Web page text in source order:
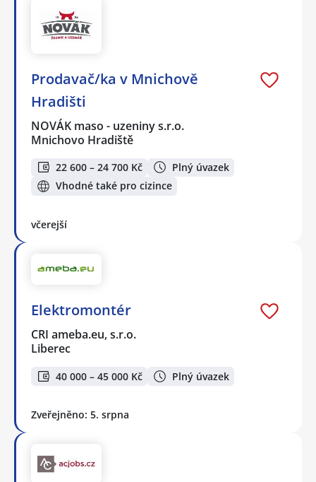
Prodavač/ka v Mnichově
Hradišti
NOVÁK maso - uzeniny s.r.o.
Mnichovo Hradiště
22 600 – 24 700 Kč
Plný úvazek
Vhodné také pro cizince
včerejší
Elektromontér
CRI ameba.eu, s.r.o.
Liberec
40 000 – 45 000 Kč Plný úvazek
Zveřejněno: 5. srpna